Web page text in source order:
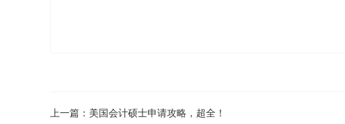
上一篇： 美国会计硕士申请攻略，超全！